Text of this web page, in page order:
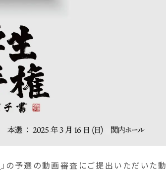
」の予選の動画審査にご提出いただいた動